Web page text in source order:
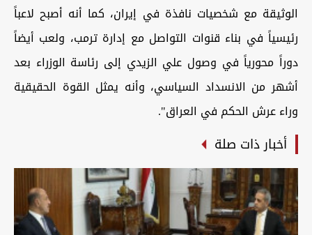
الوثيقة مع شخصيات نافذة في إيران، كما أنه أصبح لاعباً
رئيسياً في بناء قنوات التواصل مع إدارة ترمب، ولعب أيضاً
دوراً محورياً في وصول علي الزيدي إلى رئاسة الوزراء بعد
أشهر من الانسداد السياسي، وأنه يمثل القوة الحقيقية
وراء عرش الحكم في العراق".
أخبار ذات صلة